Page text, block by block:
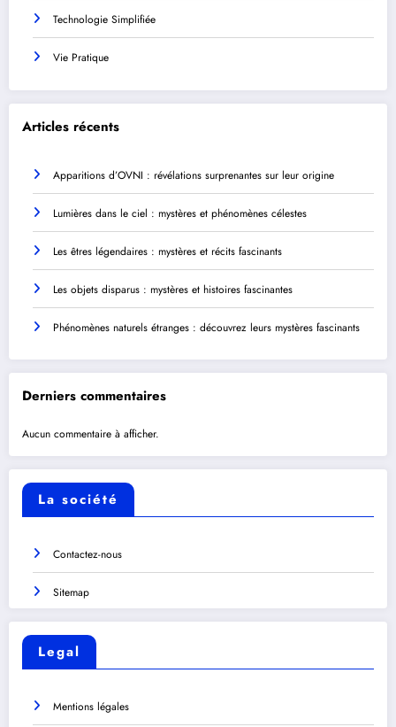
Technologie Simplifiée
Vie Pratique
Articles récents
Apparitions d’OVNI : révélations surprenantes sur leur origine
Lumières dans le ciel : mystères et phénomènes célestes
Les êtres légendaires : mystères et récits fascinants
Les objets disparus : mystères et histoires fascinantes
Phénomènes naturels étranges : découvrez leurs mystères fascinants
Derniers commentaires
Aucun commentaire à afficher.
La société
Contactez-nous
Sitemap
Legal
Mentions légales